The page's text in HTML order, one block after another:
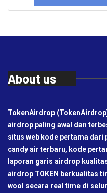
About us
TokenAirdrop
airdrop paling awal dan
situs web kode pertama dari
candy air terbaru, kode
laporan garis airdrop
airdrop TOKEN berkualitas
wool secara real time di